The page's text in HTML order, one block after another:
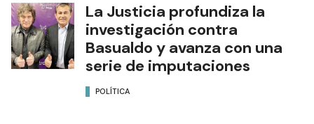
La Justicia profundiza la
investigación contra
Basualdo y avanza con una
serie de imputaciones
POLÍTICA